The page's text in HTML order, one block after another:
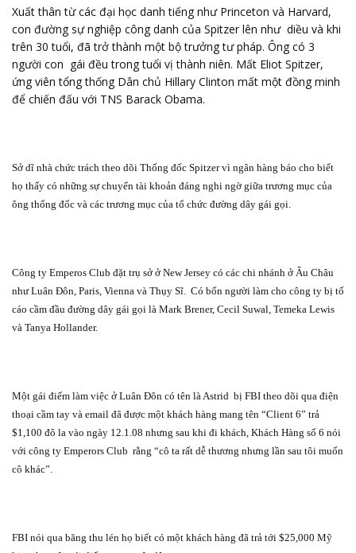
Xuất thân từ các đại học danh tiếng như Princeton và Harvard,
con đường sự nghiệp công danh của Spitzer lên như diều và khi
trên 30 tuổi, đã trở thành một bộ trưởng tư pháp. Ông có 3
người con gái đều trong tuổi vị thành niên. Mất Eliot Spitzer,
ứng viên tổng thống Dân chủ Hillary Clinton mất một đồng minh
để chiến đấu với TNS Barack Obama.
Sở dĩ nhà chức trách theo dõi Thống đốc Spitzer vì ngân hàng báo cho biết
họ thấy có những sự chuyển tài khoản đáng nghi ngờ giữa trương mục của
ông thống đốc và các trương mục của tổ chức đường dây gái gọi.
Công ty Emperos Club đặt trụ sở ở New Jersey có các chi nhánh ở Âu Châu
như Luân Đôn, Paris, Vienna và Thụy Sĩ. Có bốn người làm cho công ty bị tố
cáo cầm đầu đường dây gái gọi là Mark Brener, Cecil Suwal, Temeka Lewis
và Tanya Hollander.
Một gái điếm làm việc ở Luân Đôn có tên là Astrid bị FBI theo dõi qua điện
thoại cầm tay và email đã được một khách hàng mang tên “Client 6” trả
$1,100 đô la vào ngày 12.1.08 nhưng sau khi đi khách, Khách Hàng số 6 nói
với công ty Emperors Club rằng “cô ta rất dễ thương nhưng lần sau tôi muốn
cô khác”.
FBI nói qua băng thu lén họ biết có một khách hàng đã trả tới $25,000 Mỹ